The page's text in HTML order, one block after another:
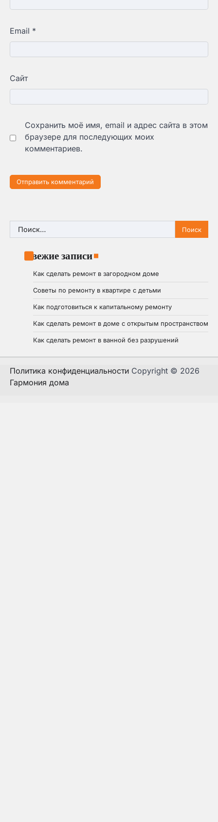
Email *
Сайт
Сохранить моё имя, email и адрес сайта в этом
браузере для последующих моих
комментариев.
Найти:
Свежие записи
Как сделать ремонт в загородном доме
Советы по ремонту в квартире с детьми
Как подготовиться к капитальному ремонту
Как сделать ремонт в доме с открытым пространством
Как сделать ремонт в ванной без разрушений
Политика конфиденциальности Copyright © 2026
Гармония дома